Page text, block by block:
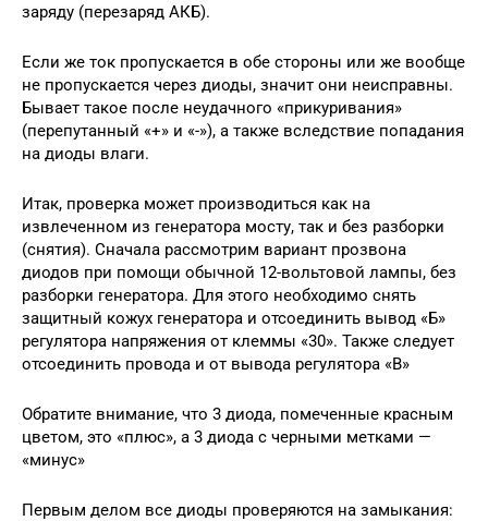
заряду (перезаряд АКБ).
Если же ток пропускается в обе стороны или же вообще
не пропускается через диоды, значит они неисправны.
Бывает такое после неудачного «прикуривания»
(перепутанный «+» и «-»), а также вследствие попадания
на диоды влаги.
Итак, проверка может производиться как на
извлеченном из генератора мосту, так и без разборки
(снятия). Сначала рассмотрим вариант прозвона
диодов при помощи обычной 12-вольтовой лампы, без
разборки генератора. Для этого необходимо снять
защитный кожух генератора и отсоединить вывод «Б»
регулятора напряжения от клеммы «30». Также следует
отсоединить провода и от вывода регулятора «В»
Обратите внимание, что 3 диода, помеченные красным
цветом, это «плюс», а 3 диода с черными метками —
«минус»
Первым делом все диоды проверяются на замыкания: